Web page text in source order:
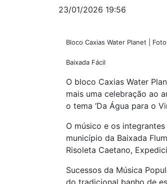
23/01/2026 19:56
Bloco Caxias Water Planet |
Baixada Fácil
O bloco Caxias Water
mais uma celebração ao
o tema ‘Da Água para o
O músico e os
município da Baixada
Risoleta Caetano,
Sucessos da Música
do tradicional banho de